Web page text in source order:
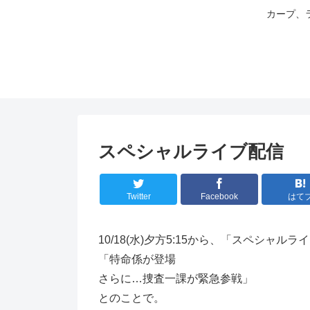
カープ、
スペシャルライブ配信
Twitter Facebook はて
10/18(水)夕方5:15から、「スペシャルラ
「特命係が登場
さらに…捜査一課が緊急参戦」
とのことで。